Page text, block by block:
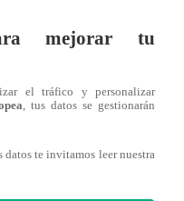
mejorar tu
el tráfico y personalizar
, tus datos se gestionarán
te invitamos leer nuestra